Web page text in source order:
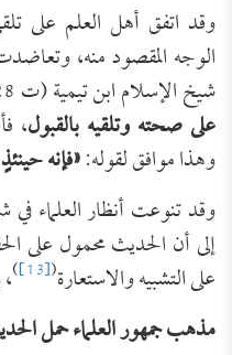
وقد اتفق أهل العلم على
الوجه المقصود منه،
شيخ الإسلام ابن تيمية (ت 728هـ): “وهذا حديث
على صحته وتلقيه بالقبول،
وهذا موافق لقوله:«فإنه
وقد تنوعت أنظار العلماء
إلى أن الحديث محمول على
على التشبيه والاستعارة(
[13]
)
مذهب جمهور العلماء حمل